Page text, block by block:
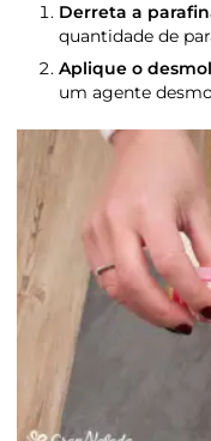
Derreta a
quantidade de
Aplique o
um agente